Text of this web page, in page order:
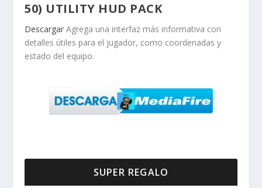
50) UTILITY HUD PACK
Descargar Agrega una interfaz más informativa con
detalles útiles para el jugador, como coordenadas y
estado del equipo.
SUPER REGALO